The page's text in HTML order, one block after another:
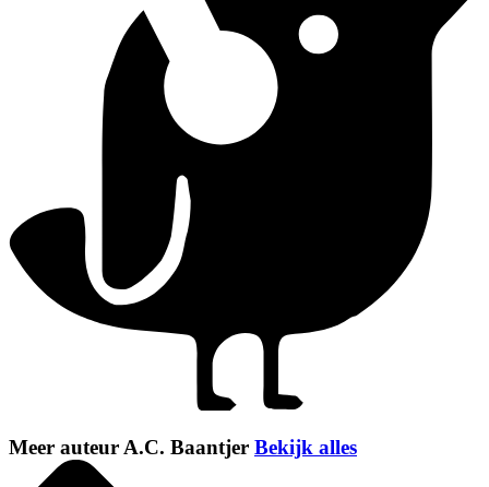
Meer auteur A.C. Baantjer Bekijk alles